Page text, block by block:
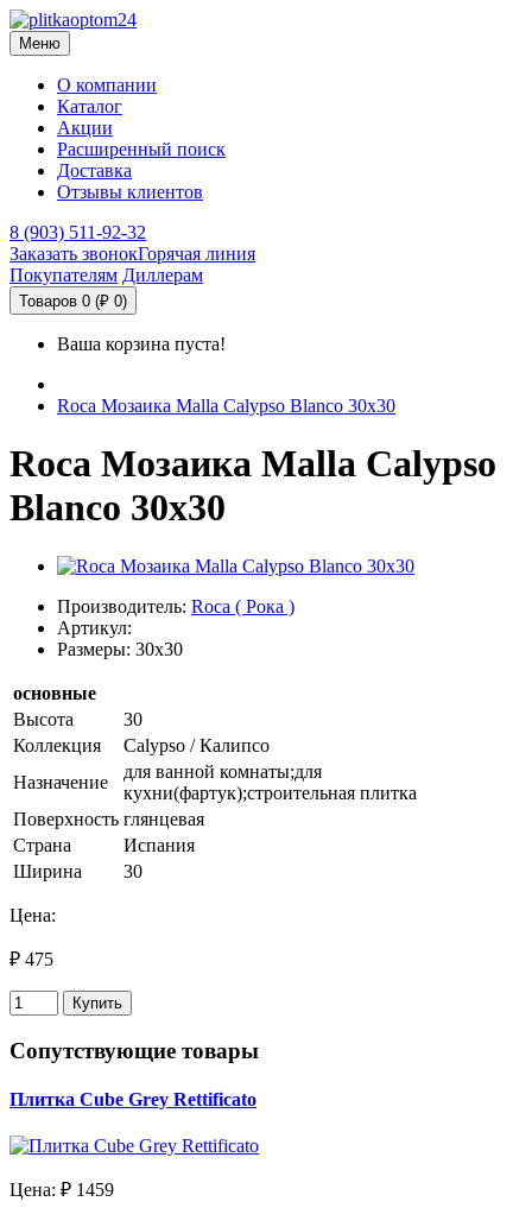
Меню
О компании
Каталог
Акции
Расширенный поиск
Доставка
Отзывы клиентов
8 (903) 511-92-32
Заказать звонокГорячая линия
Покупателям Диллерам
Товаров 0 (₽ 0)
Ваша корзина пуста!
Roca Мозаика Malla Calypso Blanco 30х30
Roca Мозаика Malla Calypso
Blanco 30х30
Производитель: Roca ( Рока )
Артикул:
Размеры: 30x30
основные
Высота
30
Коллекция
Calypso / Калипсо
Назначение
для ванной комнаты;для
кухни(фартук);строительная плитка
Поверхность глянцевая
Страна
Испания
Ширина
30
Цена:
₽ 475
Купить
Сопутствующие товары
Плитка Cube Grey Rettificato
Цена: ₽ 1459